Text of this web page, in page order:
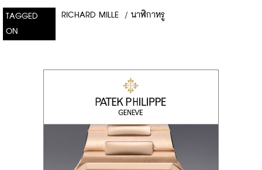
TAGGED
ON
RICHARD MILLE / นาฬิกาหรู